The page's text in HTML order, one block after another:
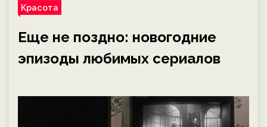
Красота
Еще не поздно: новогодние
эпизоды любимых сериалов